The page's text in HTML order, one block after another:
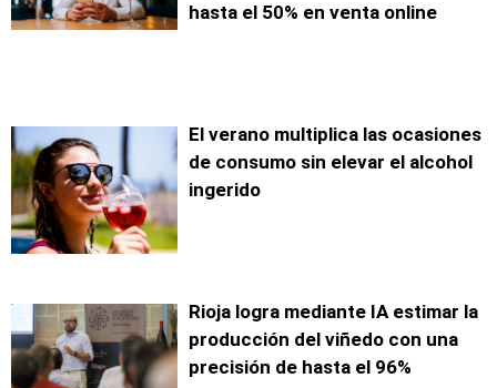
hasta el 50% en venta online
El verano multiplica las ocasiones
de consumo sin elevar el alcohol
ingerido
Rioja logra mediante IA estimar la
producción del viñedo con una
precisión de hasta el 96%